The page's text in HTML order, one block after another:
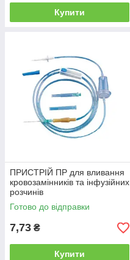
Купити
ПРИСТРІЙ ПР для вливання
кровозамінників та інфузійних
розчинів
Готово до відправки
7,73 ₴
Купити